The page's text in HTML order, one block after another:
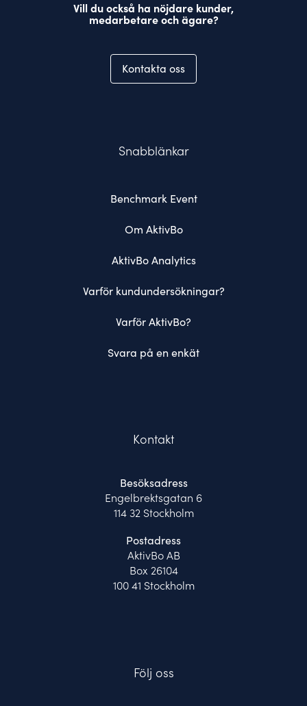
Vill du också ha nöjdare kunder,
medarbetare och ägare?
Kontakta oss
Snabblänkar
Benchmark Event
Om AktivBo
AktivBo Analytics
Varför kundundersökningar?
Varför AktivBo?
Svara på en enkät
Kontakt
Besöksadress
Engelbrektsgatan 6
114 32 Stockholm
Postadress
AktivBo AB
Box 26104
100 41 Stockholm
Följ oss